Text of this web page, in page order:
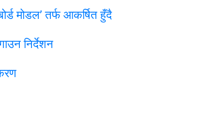
मोडल’ तर्फ आकर्षित हुँदै
निर्देशन